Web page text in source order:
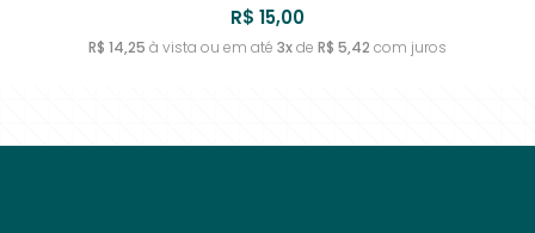
R$ 15,00
R$ 14,25 à vista ou em até 3xde R$ 5,42 com juros